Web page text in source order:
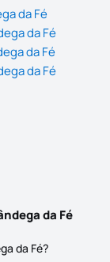
da Fé
da Fé
da Fé
da Fé
da Fé
da Fé?